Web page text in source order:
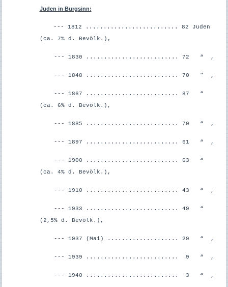
Juden in Burgsinn:
--- 1812 .......................... 82 Juden
(ca. 7% d. Bevölk.),
--- 1830 .......................... 72 “ ,
--- 1848 .......................... 70 " ,
--- 1867 .......................... 87 “
(ca. 6% d. Bevölk.),
--- 1885 .......................... 70 “ ,
--- 1897 .......................... 61 “ ,
--- 1900 .......................... 63 “
(ca. 4% d. Bevölk.),
--- 1910 .......................... 43 “ ,
--- 1933 .......................... 49 “
(2,5% d. Bevölk.),
--- 1937 (Mai) .................... 29 “ ,
--- 1939 .......................... 9 “ ,
--- 1940 .......................... 3 “ ,